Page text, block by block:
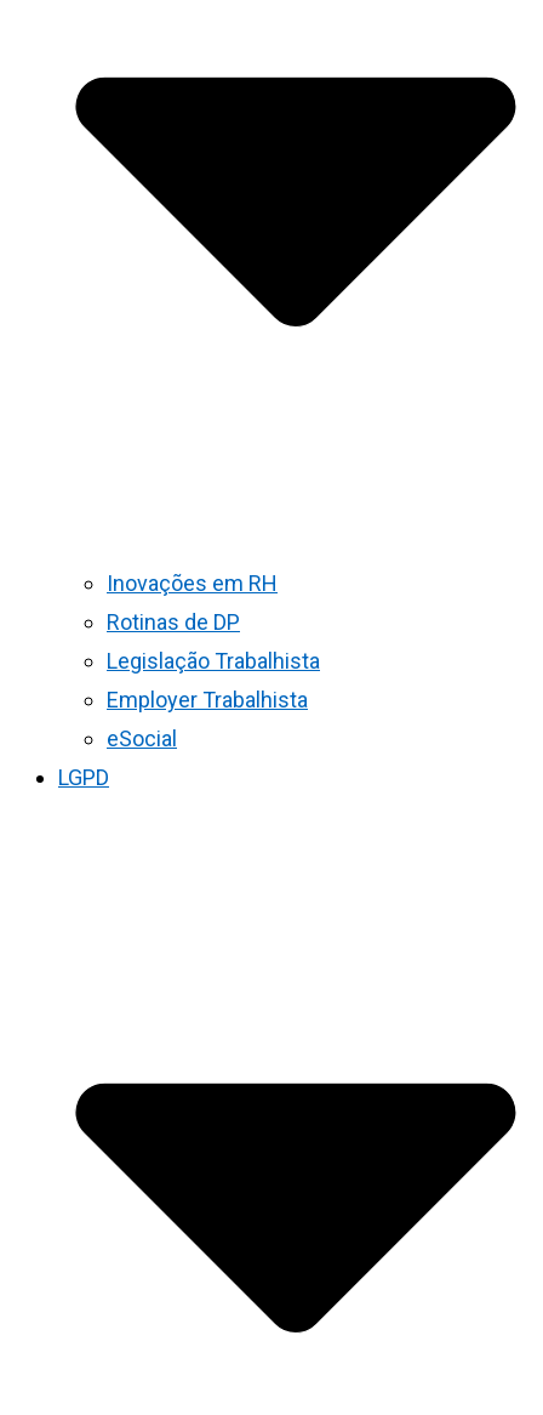
Inovações em RH
Rotinas de DP
Legislação Trabalhista
Employer Trabalhista
eSocial
LGPD